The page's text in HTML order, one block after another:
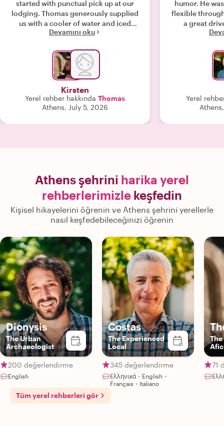
started with punctual pick up at our
lodging. Thomas generously supplied
us with a cooler of water and iced
coffee for our journey. His knowledge
experience so rich. On top of our tour,
he messaged us with so many
recommendations for things to do,
restaurants to try for our remaining
days in Athens and Naxos. He truly
went above and beyond and is just a
lovely person to spend a day with. We
highly recommend Thomas!"
Devamını oku
Kirsten
Yerel rehber hakkında Thomas
Athens, July 5, 2026
humor. He
flexible
a great
storyteller who
life, while
information
before. As a
experiences
were truly
have Ioannis
Yerel
Athens şehrini harika yerel
rehberlerimizle keşfedin
Kişisel hikayelerini öğrenin ve Athens şehrini yerellerle
nasıl keşfedebileceğinizi öğrenin
Dionysis
The Urban
Archaeologist
200 değerlendirme
English
Costas
The Experienced
Local
345 değerlendirme
Ελληνικά・English・
Français・Italiano
71
Tüm yerel rehberleri gör